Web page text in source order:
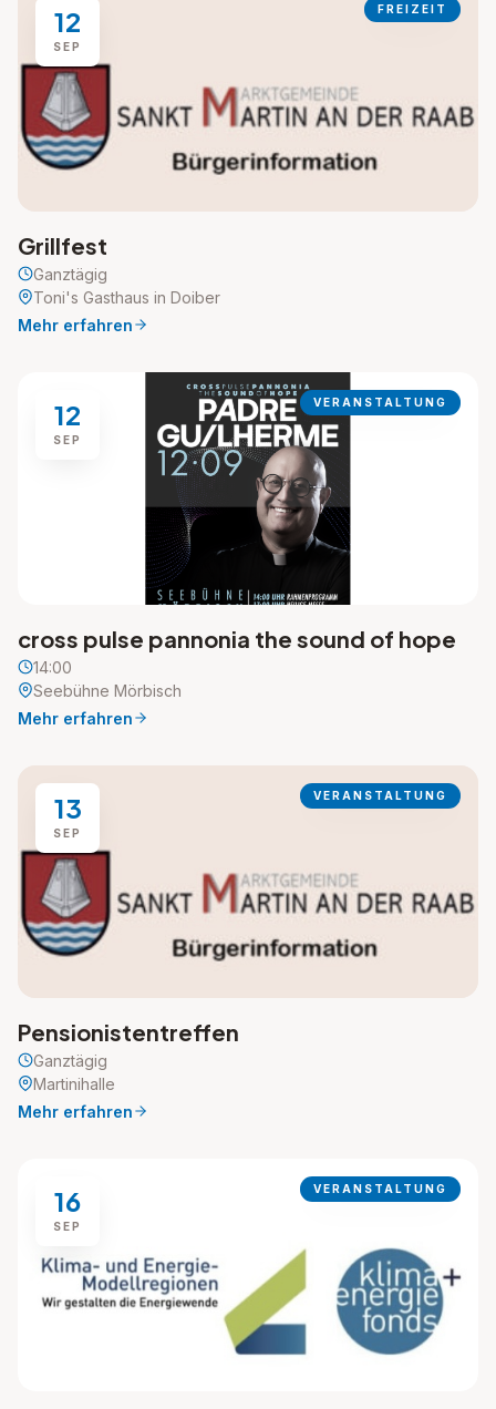
12
SEP
FREIZEIT
Grillfest
Ganztägig
Toni's Gasthaus in Doiber
Mehr erfahren
12
SEP
VERANSTALTUNG
cross pulse pannonia the sound of hope
14:00
Seebühne Mörbisch
Mehr erfahren
13
SEP
VERANSTALTUNG
Pensionistentreffen
Ganztägig
Martinihalle
Mehr erfahren
16
SEP
VERANSTALTUNG